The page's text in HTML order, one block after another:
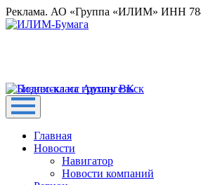
Реклама. АО «Группа «ИЛИМ» ИНН
Главная
Новости
Навигатор
Новости компаний